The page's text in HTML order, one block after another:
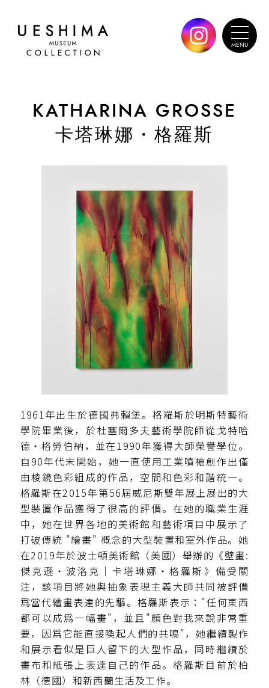
KATHARINA GROSSE
卡塔琳娜・格羅斯
1961年出生於德國弗賴堡。格羅斯於明斯特藝術
學院畢業後，於杜塞爾多夫藝術學院師從戈特哈
德・格勞伯納，並在1990年獲得大師榮譽學位。
自90年代末開始，她一直使用工業噴槍創作出僅
由棱鏡色彩組成的作品，空間和色彩和諧統一。
格羅斯在2015年第56屆威尼斯雙年展上展出的大
型裝置作品獲得了很高的評價。在她的職業生涯
中，她在世界各地的美術館和藝術項目中展示了
打破傳統 "繪畫" 概念的大型裝置和室外作品。她
在2019年於波士頓美術館（美國）舉辦的《壁畫:
傑克遜・波洛克｜卡塔琳娜・格羅斯》備受關
注，該項目將她與抽象表現主義大師共同被評價
爲當代繪畫表達的先驅。格羅斯表示："任何東西
都可以成爲一幅畫"，並且"顏色對我來說非常重
要，因爲它能直接喚起人們的共鳴"，她繼續製作
和展示看似是巨人留下的大型作品，同時繼續於
畫布和紙張上表達自己的作品。格羅斯目前於柏
林（德國）和新西蘭生活及工作。